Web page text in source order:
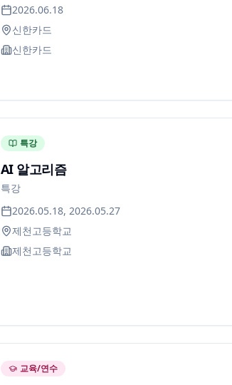
2026.06.18
신한카드
신한카드
특강
AI 알고리즘
특강
2026.05.18, 2026.05.27
제천고등학교
제천고등학교
교육/연수